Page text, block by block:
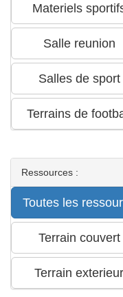
Ressources :